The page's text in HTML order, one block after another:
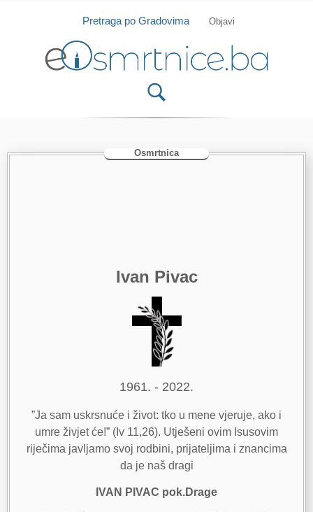
Isprobajte našu Android i IOS aplikaciju
Pretraga po Gradovima Objavi
Osmrtnica
Ivan Pivac
1961. - 2022.
”Ja sam uskrsnuće i život: tko u mene vjeruje, ako i
umre živjet će!” (Iv 11,26). Utješeni ovim Isusovim
riječima javljamo svoj rodbini, prijateljima i znancima
da je naš dragi
IVAN PIVAC pok.Drage